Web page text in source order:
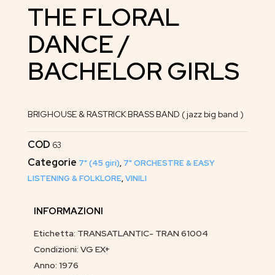
THE FLORAL
DANCE /
BACHELOR GIRLS
BRIGHOUSE & RASTRICK BRASS BAND ( jazz big band )
COD 63
Categorie 7" (45 giri), 7" ORCHESTRE & EASY
LISTENING & FOLKLORE,VINILI
INFORMAZIONI
Etichetta: TRANSATLANTIC- TRAN 61004
Condizioni: VG EX+
Anno: 1976